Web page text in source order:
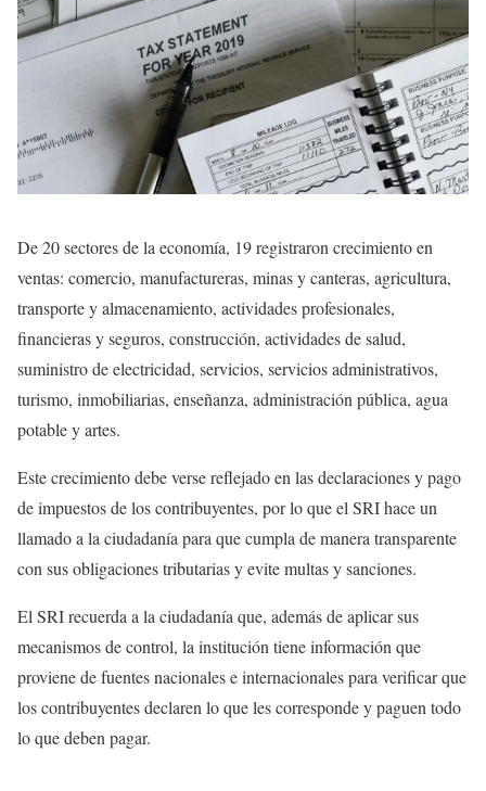
De 20 sectores de la economía, 19 registraron crecimiento en
ventas: comercio, manufactureras, minas y canteras, agricultura,
transporte y almacenamiento, actividades profesionales,
financieras y seguros, construcción, actividades de salud,
suministro de electricidad, servicios, servicios administrativos,
turismo, inmobiliarias, enseñanza, administración pública, agua
potable y artes.
Este crecimiento debe verse reflejado en las declaraciones y pago
de impuestos de los contribuyentes, por lo que el SRI hace un
llamado a la ciudadanía para que cumpla de manera transparente
con sus obligaciones tributarias y evite multas y sanciones.
El SRI recuerda a la ciudadanía que, además de aplicar sus
mecanismos de control, la institución tiene información que
proviene de fuentes nacionales e internacionales para verificar que
los contribuyentes declaren lo que les corresponde y paguen todo
lo que deben pagar.